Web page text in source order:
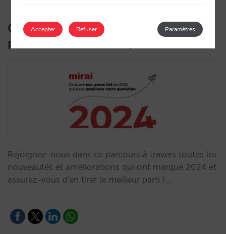
Ce que nous avons fait en 2024 qui
peut améliorer votre quotidien
Rejoignez-nous dans ce parcours à travers toutes les
nouveautés et améliorations qui ont marqué 2024 et
assurez-vous d'en tirer le meilleur parti !…
Accepter Paramètres
Refuser